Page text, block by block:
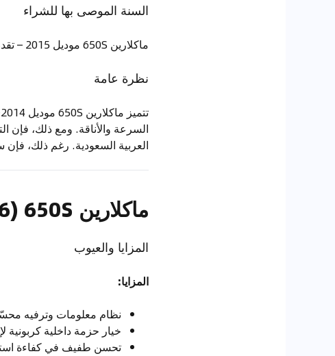
السنة الموصى بها للشراء
ماكلارين 650S موديل 2015 – تقدم هذه السنة تحسنًا طفيفًا في الموثوقية مقارنة بسنة الإطلاق الأولى.
نظرة عامة
السرعة والأناقة. ومع ذلك، فإن
العربية السعودية. رغم ذلك، فإن
ماكلارين 650S (2016 - تحديثات طفيفة)
المزايا والعيوب
المزايا:
نظام معلومات وترفيه
خيار حزمة داخلية
تحسن طفيف في كفاءة